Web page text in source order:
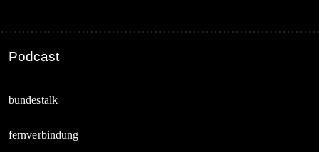
Podcast
bundestalk
fernverbindung